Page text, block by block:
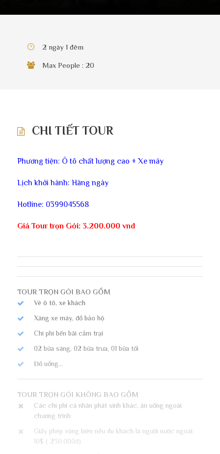
2 ngày 1 đêm
Max People : 20
CHI TIẾT TOUR
Phương tiện: Ô tô chất lượng cao + Xe máy
Lịch khởi hành: Hàng ngày
Hotline: 0399045568
Giá Tour trọn Gói: 3.200.000 vnd
TOUR TRỌN GÓI BAO GỒM
Vé ô tô, xe khách
Xăng xe máy, đồ bảo hộ
Chi phí bến bãi cắm trại
02 bữa sáng, 02 bữa trưa, 01 bữa tối
Đồ uống...
TOUR TRỌN GÓI KHÔNG BAO GỒM
Các chi phí cá nhân phát sinh khác, ăn uống ngoài
chương trình
Giấy phép vùng biên nếu du khách là người nước ngoài:
10$ ( 230.000đ)